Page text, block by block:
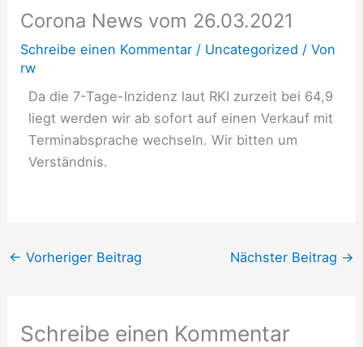
Corona News vom 26.03.2021
Schreibe einen Kommentar / Uncategorized / Von
rw
Da die 7-Tage-Inzidenz laut RKI zurzeit bei 64,9
liegt werden wir ab sofort auf einen Verkauf mit
Terminabsprache wechseln. Wir bitten um
Verständnis.
← Vorheriger Beitrag Nächster Beitrag →
Schreibe einen Kommentar